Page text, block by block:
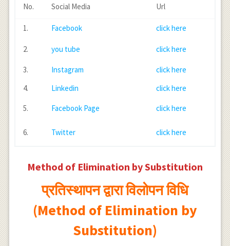
No. Social Media Url
1. Facebook click here
2. you tube click here
3. Instagram
click here
4.
Linkedin click here
5. Facebook Page click here
6. Twitter click here
Method of Elimination by Substitution
प्रतिस्थापन द्वारा विलोपन विधि
(Method of Elimination by
Substitution)